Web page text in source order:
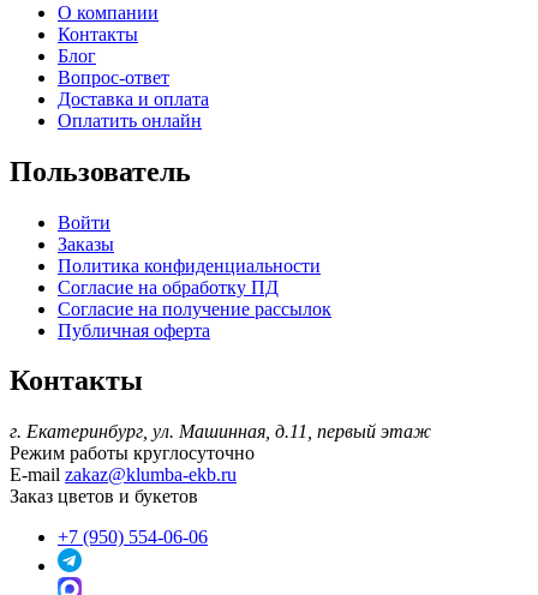
О компании
Контакты
Блог
Вопрос-ответ
Доставка и оплата
Оплатить онлайн
Пользователь
Войти
Заказы
Политика конфиденциальности
Согласие на обработку ПД
Согласие на получение рассылок
Публичная оферта
Контакты
г. Екатеринбург, ул. Машинная, д.11, первый этаж
Режим работы круглосуточно
E-mail zakaz@klumba-ekb.ru
Заказ цветов и букетов
+7 (950) 554-06-06